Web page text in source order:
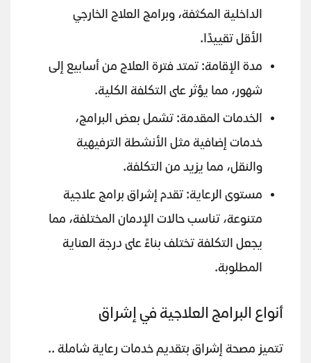
الداخلية المكثفة، وبرامج العلاج الخارجي
الأقل تقييدًا.
مدة الإقامة: تمتد فترة العلاج من أسابيع إلى
شهور، مما يؤثر على التكلفة الكلية.
الخدمات المقدمة: تشمل بعض البرامج،
خدمات إضافية مثل الأنشطة الترفيهية
والنقل، مما يزيد من التكلفة.
مستوى الرعاية: تقدم إشراق برامج علاجية
متنوعة، تناسب حالات الإدمان المختلفة، مما
يجعل التكلفة تختلف بناءً على درجة العناية
المطلوبة.
أنواع البرامج العلاجية في إشراق
تتميز مصحة إشراق بتقديم خدمات رعاية شاملة ..